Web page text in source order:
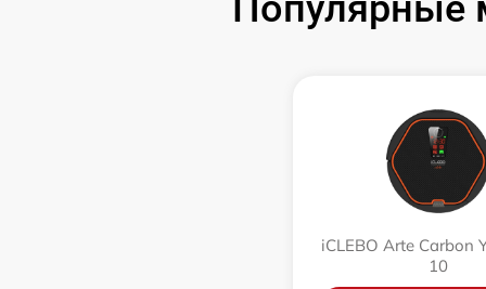
Ремонт цепи питания
Замена датчиков управления, высоты,
iCLEBO Arte Carbon
10